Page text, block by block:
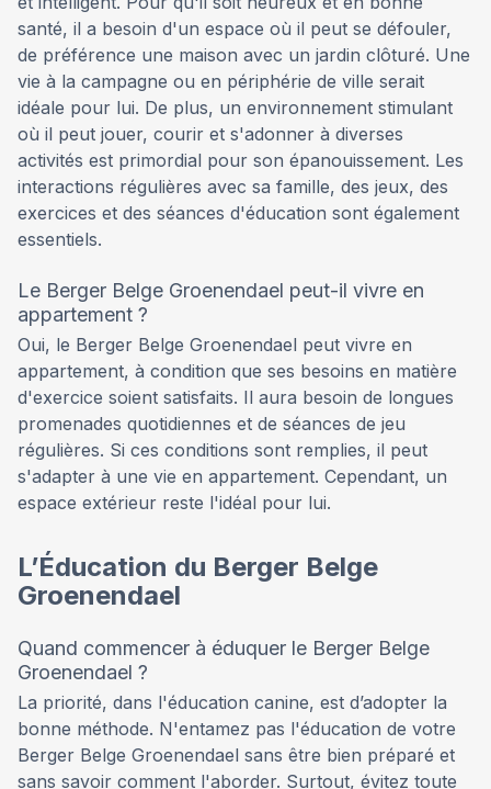
santé, il a besoin d'un espace où il peut se défouler,
de préférence une maison avec un jardin clôturé. Une
vie à la campagne ou en périphérie de ville serait
idéale pour lui. De plus, un environnement stimulant
où il peut jouer, courir et s'adonner à diverses
activités est primordial pour son épanouissement. Les
interactions régulières avec sa famille, des jeux, des
exercices et des séances d'éducation sont également
essentiels.
Le Berger Belge Groenendael peut-il vivre en
appartement ?
Oui, le Berger Belge Groenendael peut vivre en
appartement, à condition que ses besoins en matière
d'exercice soient satisfaits. Il aura besoin de longues
promenades quotidiennes et de séances de jeu
régulières. Si ces conditions sont remplies, il peut
s'adapter à une vie en appartement. Cependant, un
espace extérieur reste l'idéal pour lui.
L’Éducation du Berger Belge
Groenendael
Quand commencer à éduquer le Berger Belge
Groenendael ?
La priorité, dans l'éducation canine, est d’adopter la
bonne méthode. N'entamez pas l'éducation de votre
Berger Belge Groenendael sans être bien préparé et
sans savoir comment l'aborder. Surtout, évitez toute